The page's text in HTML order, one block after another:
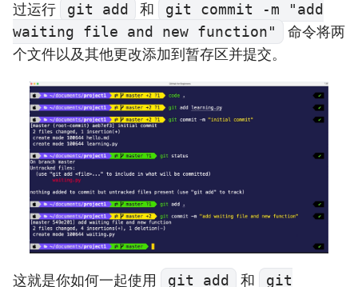
过运行
git add 和
git commit -m "add
waiting file and new function"
命令将两
个文件以及其他更改添加到暂存区并提交。
这就是你如何一起使用 git add 和
git